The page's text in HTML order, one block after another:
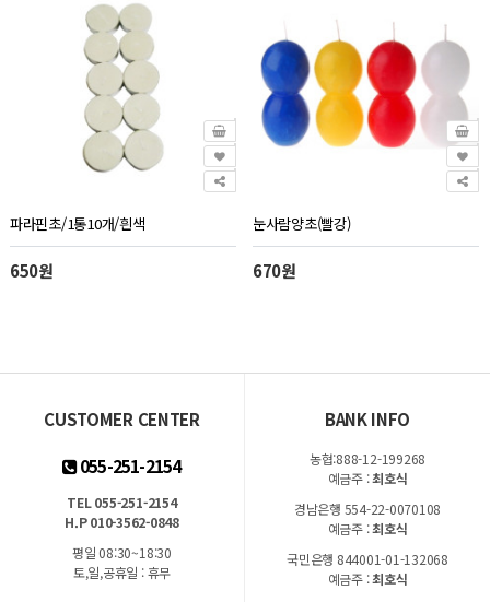
파라핀초/1통10개/흰색
650원
눈사람양초(빨강)
670원
CUSTOMER CENTER
055-251-2154
TEL 055-251-2154
H.P 010-3562-0848
평일 08:30~18:30
토,일,공휴일 : 휴무
BANK INFO
농협:888-12-199268
예금주 :최호식
경남은행 554-22-0070108
예금주 :최호식
국민은행 844001-01-132068
예금주 :최호식